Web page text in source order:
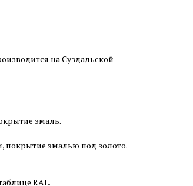
на Суздальской
эмаль.
покрытие эмалью под золото.
RAL.